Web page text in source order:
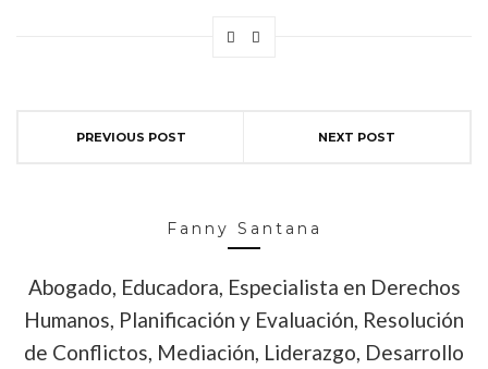
PREVIOUS POST NEXT POST
Fanny Santana
Abogado, Educadora, Especialista en Derechos
Humanos, Planificación y Evaluación, Resolución
de Conflictos, Mediación, Liderazgo, Desarrollo